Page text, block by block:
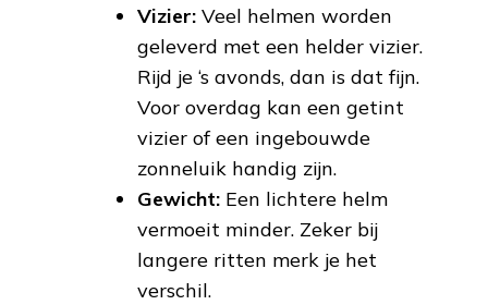
Vizier: Veel helmen worden
geleverd met een helder vizier.
Rijd je ‘s avonds, dan is dat fijn.
Voor overdag kan een getint
vizier of een ingebouwde
zonneluik handig zijn.
Gewicht: Een lichtere helm
vermoeit minder. Zeker bij
langere ritten merk je het
verschil.